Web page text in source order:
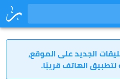
الجديد على الموقع،
الهاتف قريبًا.